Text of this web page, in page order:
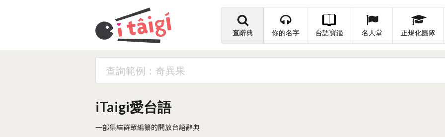
查辭典 你的名字 台語寶鑑 名人堂 正規化團隊
iTaigi愛台語
一部集結群眾編纂的開放台語辭典